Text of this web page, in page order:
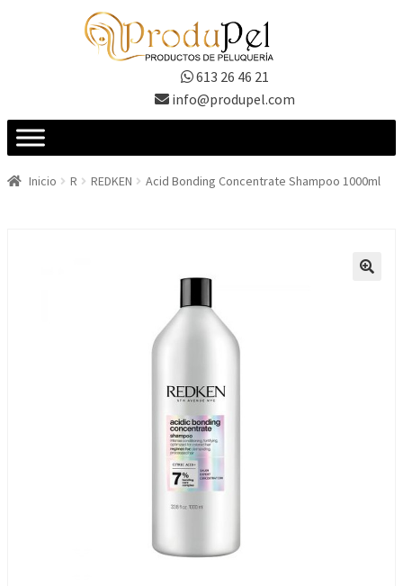
613 26 46 21
info@produpel.com
Inicio R REDKEN Acid Bonding Concentrate Shampoo 1000ml